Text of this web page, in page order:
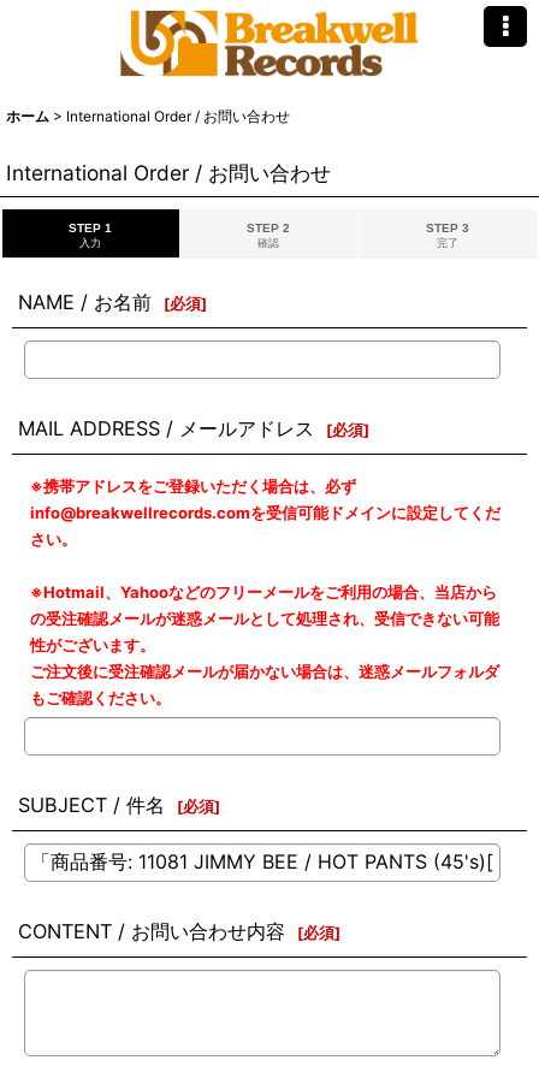
ホーム > International Order / お問い合わせ
International Order / お問い合わせ
STEP 1
入力
STEP 2
確認
STEP 3
完了
NAME / お名前 [必須]
MAIL ADDRESS / メールアドレス [必須]
※携帯アドレスをご登録いただく場合は、必ず
info@breakwellrecords.comを受信可能ドメインに設定してくだ
さい。
※Hotmail、Yahooなどのフリーメールをご利用の場合、当店から
の受注確認メールが迷惑メールとして処理され、受信できない可能
性がございます。
ご注文後に受注確認メールが届かない場合は、迷惑メールフォルダ
もご確認ください。
SUBJECT / 件名 [必須]
CONTENT / お問い合わせ内容 [必須]